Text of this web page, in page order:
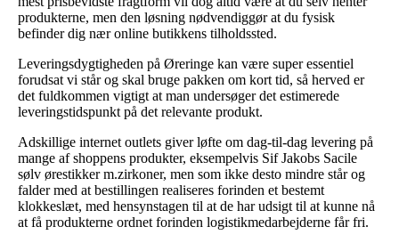
produkterne, men den løsning nødvendiggør at du fysisk
befinder dig nær online butikkens tilholdssted.
Leveringsdygtigheden på Øreringe kan være super essentiel
forudsat vi står og skal bruge pakken om kort tid, så herved er
det fuldkommen vigtigt at man undersøger det estimerede
leveringstidspunkt på det relevante produkt.
Adskillige internet outlets giver løfte om dag-til-dag levering på
mange af shoppens produkter, eksempelvis Sif Jakobs Sacile
sølv ørestikker m.zirkoner, men som ikke desto mindre står og
falder med at bestillingen realiseres forinden et bestemt
klokkeslæt, med hensynstagen til at de har udsigt til at kunne nå
at få produkterne ordnet forinden logistikmedarbejderne får fri.